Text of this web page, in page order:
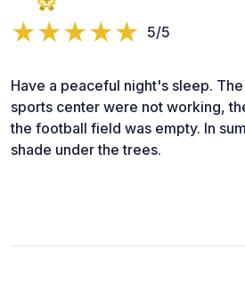
5/5
Have a peaceful night's sleep.
sports center were not working,
the football field was empty. In
shade under the trees.